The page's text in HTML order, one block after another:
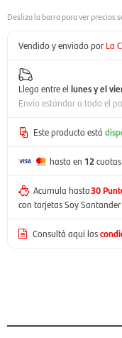
Vendido y enviado por La
Llega entre el lunes y el
Envío estándar a todo el
Este producto está
hasta en 12
Acumula hasta30
con tarjetas Soy
Consultá aquí las